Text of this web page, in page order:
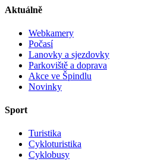
Aktuálně
Webkamery
Počasí
Lanovky a sjezdovky
Parkoviště a doprava
Akce ve Špindlu
Novinky
Sport
Turistika
Cykloturistika
Cyklobusy